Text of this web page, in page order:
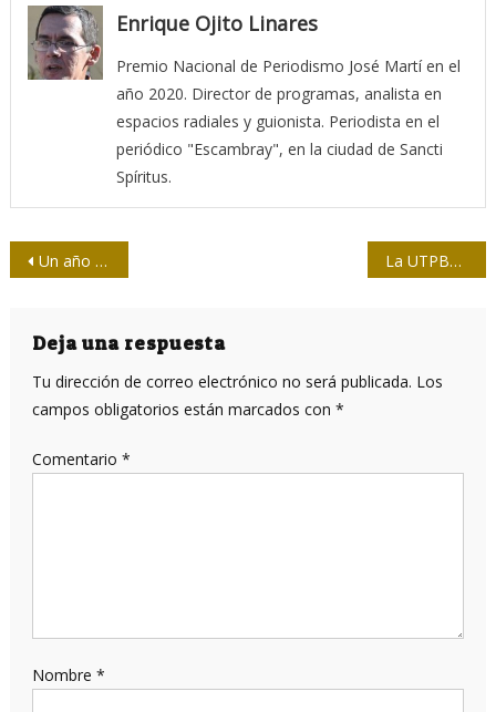
Enrique Ojito Linares
Premio Nacional de Periodismo José Martí en el
año 2020. Director de programas, analista en
espacios radiales y guionista. Periodista en el
periódico "Escambray", en la ciudad de Sancti
Spíritus.
Navegación
entradas
Un año de ChatGPT: ¿se han cumplido los pronósticos? La UTPBA repudia despidos en Radio Nacional
Deja una respuesta
Tu dirección de correo electrónico no será publicada. Los
campos obligatorios están marcados con *
Comentario *
Nombre *